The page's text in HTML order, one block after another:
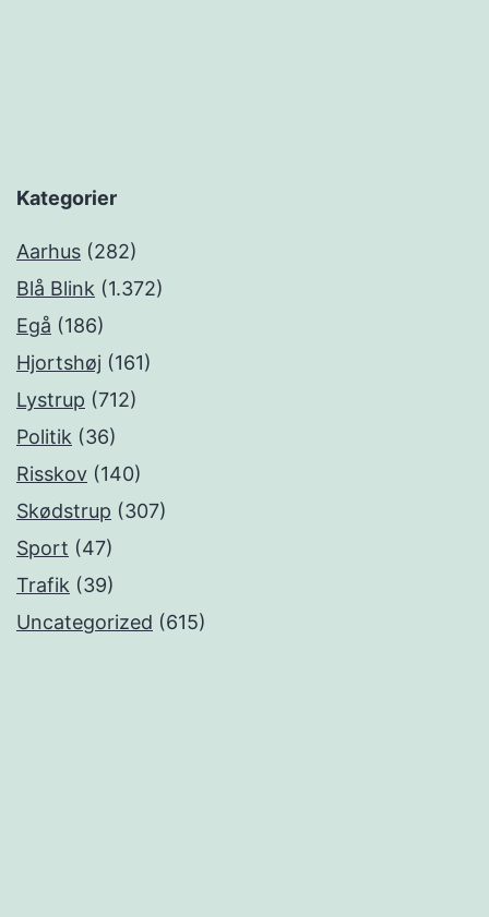
Kategorier
Aarhus (282)
Blå Blink (1.372)
Egå (186)
Hjortshøj (161)
Lystrup (712)
Politik (36)
Risskov (140)
Skødstrup (307)
Sport (47)
Trafik (39)
Uncategorized (615)